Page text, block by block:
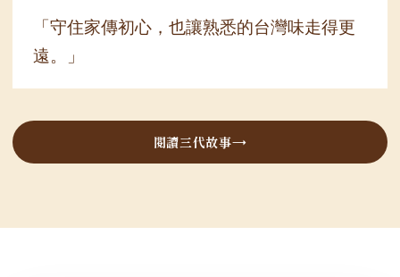
「守住家傳初心，也讓熟悉的台灣味走得更
遠。」
閱讀三代故事